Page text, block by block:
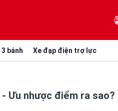
bánh Xe đạp điện trợ lực
Ưu nhược điểm ra sao?